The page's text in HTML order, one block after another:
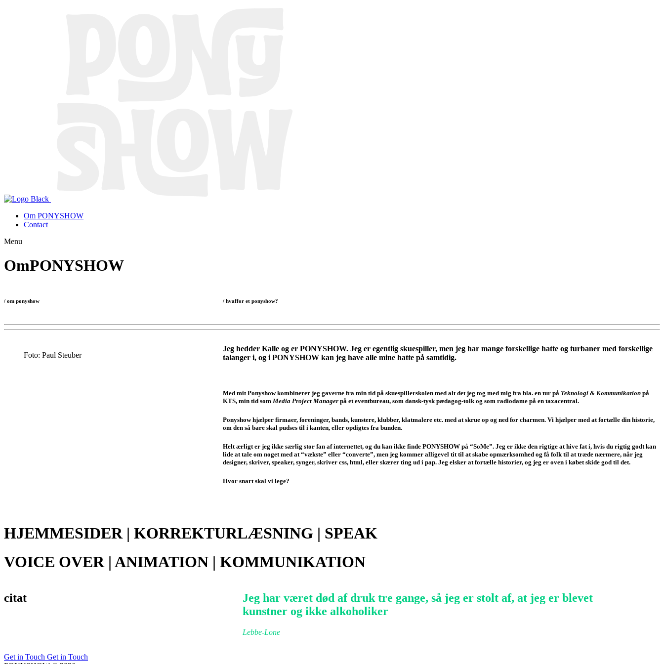
Om PONYSHOW
Contact
Menu
OmPONYSHOW
/ om ponyshow / hvaffor et ponyshow?
Foto: Paul Steuber
Jeg hedder Kalle og er PONYSHOW. Jeg er egentlig skuespiller, men jeg har mange forskellige hatte og turbaner med forskellige
talanger i, og i PONYSHOW kan jeg have alle mine hatte på samtidig.
Med mit Ponyshow kombinerer jeg gaverne fra min tid på skuespillerskolen med alt det jeg tog med mig fra bla. en tur på Teknologi & Kommunikationpå
KTS, min tid som Media Project Managerpå et eventbureau, som dansk-tysk pædagog-tolk og som radiodame på en taxacentral.
Ponyshow hjælper firmaer, foreninger, bands, kunstere, klubber, klatmalere etc. med at skrue op og ned for charmen. Vi hjælper med at fortælle din historie,
om den så bare skal pudses til i kanten, eller opdigtes fra bunden.
Helt ærligt er jeg ikke særlig stor fan af internettet, og du kan ikke finde PONYSHOW på “SoMe”. Jeg er ikke den rigtige at hive fat i, hvis du rigtig godt kan
lide at tale om noget med at “vækste” eller “converte”, men jeg kommer alligevel tit til at skabe opmærksomhed og få folk til at træde nærmere, når jeg
designer, skriver, speaker, synger, skriver css, html, eller skærer ting ud i pap. Jeg elsker at fortælle historier, og jeg er oven i købet skide god til det.
Hvor snart skal vi lege?
HJEMMESIDER | KORREKTURLÆSNING | SPEAK
VOICE OVER | ANIMATION | KOMMUNIKATION
citat
Jeg har været død af druk tre gange, så jeg er stolt af, at jeg er blevet
kunstner og ikke alkoholiker
Lebbe-Lone
Get in Touch Get in Touch